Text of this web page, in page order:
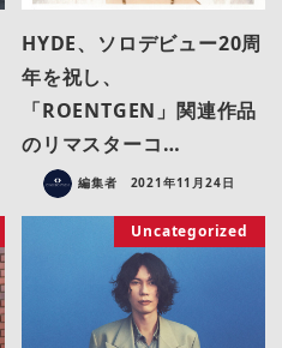
HYDE、ソロデビュー20周
年を祝し、
「ROENTGEN」関連作品
のリマスターコ…
編集者 2021年11月24日
Uncategorized